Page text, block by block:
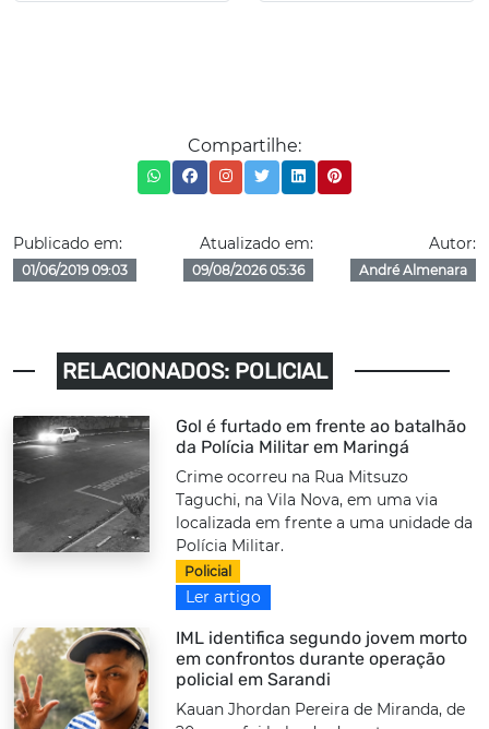
Compartilhe:
Publicado em:
01/06/2019 09:03
Atualizado em:
09/08/2026 05:36
Autor:
André Almenara
RELACIONADOS: POLICIAL
Gol é furtado em frente ao batalhão
da Polícia Militar em Maringá
Crime ocorreu na Rua Mitsuzo
Taguchi, na Vila Nova, em uma via
localizada em frente a uma unidade da
Polícia Militar.
Policial
Ler artigo
IML identifica segundo jovem morto
em confrontos durante operação
policial em Sarandi
Kauan Jhordan Pereira de Miranda, de